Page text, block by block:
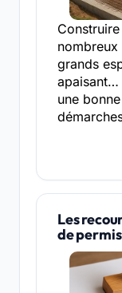
grands
apaisant…
une
Les
de